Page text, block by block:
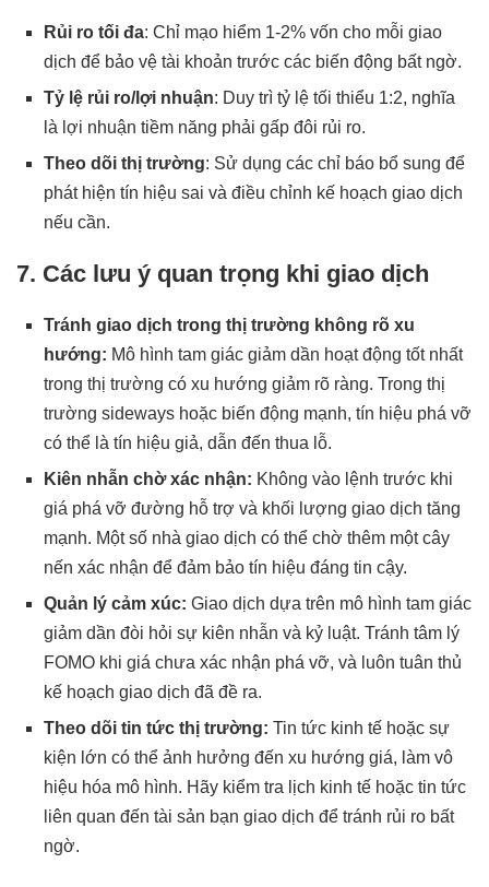
Rủi ro tối đa: Chỉ mạo hiểm 1-2% vốn cho mỗi giao
dịch để bảo vệ tài khoản trước các biến động bất ngờ.
Tỷ lệ rủi ro/lợi nhuận: Duy trì tỷ lệ tối thiểu 1:2, nghĩa
là lợi nhuận tiềm năng phải gấp đôi rủi ro.
Theo dõi thị trường: Sử dụng các chỉ báo bổ sung để
phát hiện tín hiệu sai và điều chỉnh kế hoạch giao dịch
nếu cần.
7. Các lưu ý quan trọng khi giao dịch
Tránh giao dịch trong thị trường không rõ xu
hướng: Mô hình tam giác giảm dần hoạt động tốt nhất
trong thị trường có xu hướng giảm rõ ràng. Trong thị
trường sideways hoặc biến động mạnh, tín hiệu phá vỡ
có thể là tín hiệu giả, dẫn đến thua lỗ.
Kiên nhẫn chờ xác nhận: Không vào lệnh trước khi
giá phá vỡ đường hỗ trợ và khối lượng giao dịch tăng
mạnh. Một số nhà giao dịch có thể chờ thêm một cây
nến xác nhận để đảm bảo tín hiệu đáng tin cậy.
Quản lý cảm xúc: Giao dịch dựa trên mô hình tam giác
giảm dần đòi hỏi sự kiên nhẫn và kỷ luật. Tránh tâm lý
FOMO khi giá chưa xác nhận phá vỡ, và luôn tuân thủ
kế hoạch giao dịch đã đề ra.
Theo dõi tin tức thị trường: Tin tức kinh tế hoặc sự
kiện lớn có thể ảnh hưởng đến xu hướng giá, làm vô
hiệu hóa mô hình. Hãy kiểm tra lịch kinh tế hoặc tin tức
liên quan đến tài sản bạn giao dịch để tránh rủi ro bất
ngờ.